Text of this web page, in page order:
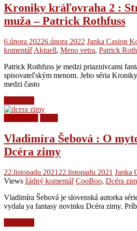
Kroniky kráľovraha 2 :
muža – Patrick Rothfuss
6.února 20226.února 2022 Janka Casion
komentář Aktuell, Meno vetra, Patrick
Patrick Rothfuss je medzi priaznivcami
spisovateľským menom. Jeho séria
medzi často
Vladimíra Šebová : O
Dcéra zimy
22.listopadu 2021 22.listopadu 2021 Janka
Views žádný komentář CooBoo, Dcéra
Vladimíra Šebová je slovenská autorka
vydala ya fantasy novinku Dcéra zimy.